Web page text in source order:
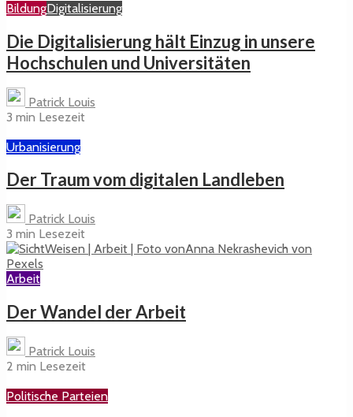
BildungDigitalisierung
Die Digitalisierung hält Einzug in unsere
Hochschulen und Universitäten
Patrick Louis
3 min Lesezeit
Urbanisierung
Der Traum vom digitalen Landleben
Patrick Louis
3 min Lesezeit
Arbeit
Der Wandel der Arbeit
Patrick Louis
2 min Lesezeit
Politische Parteien